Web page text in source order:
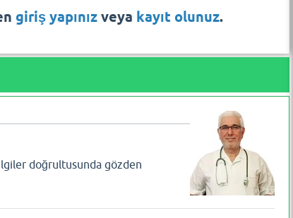
giriş yapınız veya kayıt olunuz.
doğrultusunda gözden